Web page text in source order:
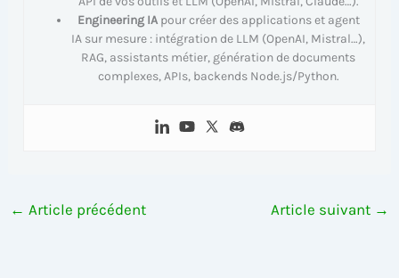
Engineering IApour créer des applications et agent
IA sur mesure : intégration de LLM (OpenAI, Mistral…),
RAG, assistants métier, génération de documents
complexes, APIs, backends Node.js/Python.
← Article précédent Article suivant →